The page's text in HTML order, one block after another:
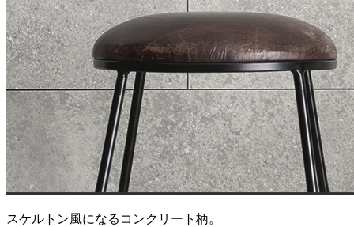
スケルトン風になるコンクリート柄。